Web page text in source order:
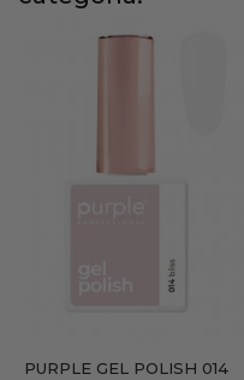
PURPLE GEL POLISH 014